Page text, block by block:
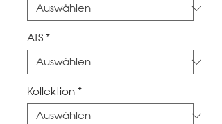
ATS *
Kollektion *